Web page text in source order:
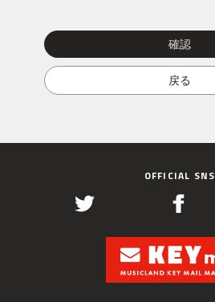
OFFICIAL SNS